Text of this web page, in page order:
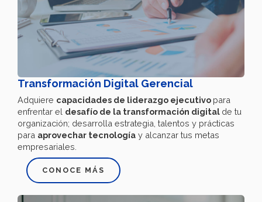
Transformación Digital Gerencial
Adquiere capacidades de liderazgo ejecutivo para
enfrentar el desafío de la transformación digital de tu
organización; desarrolla estrategia, talentos y prácticas
para aprovechar tecnología y alcanzar tus metas
empresariales.
CONOCE MÁS